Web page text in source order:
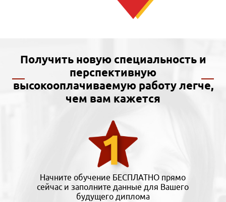
Получить новую специальность и
перспективную
высокооплачиваемую работу легче,
чем вам кажется
Начните обучение БЕСПЛАТНО прямо
сейчас и заполните данные для Вашего
будущего диплома